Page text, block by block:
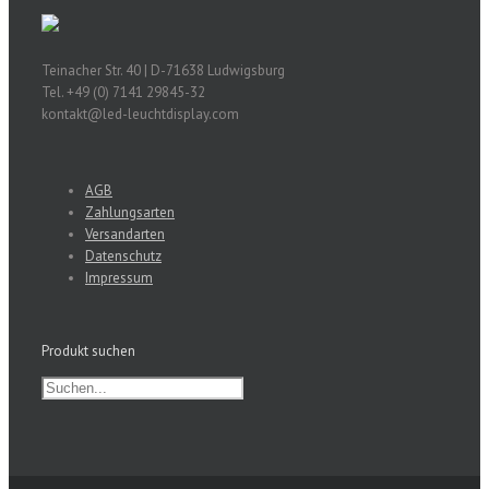
Teinacher Str. 40 | D-71638 Ludwigsburg
Tel. +49 (0) 7141 29845-32
kontakt@led-leuchtdisplay.com
AGB
Zahlungsarten
Versandarten
Datenschutz
Impressum
Produkt suchen